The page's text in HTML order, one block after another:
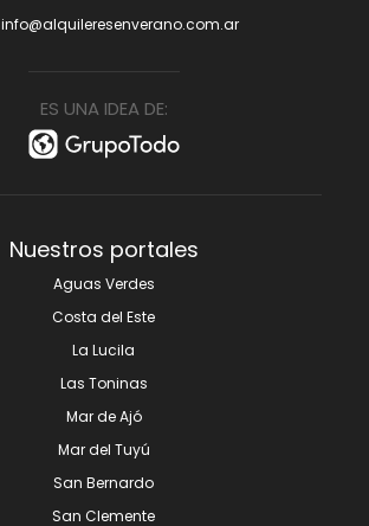
info@alquileresenverano.com.ar
ES UNA IDEA DE:
Nuestros portales
Aguas Verdes
Costa del Este
La Lucila
Las Toninas
Mar de Ajó
Mar del Tuyú
San Bernardo
San Clemente